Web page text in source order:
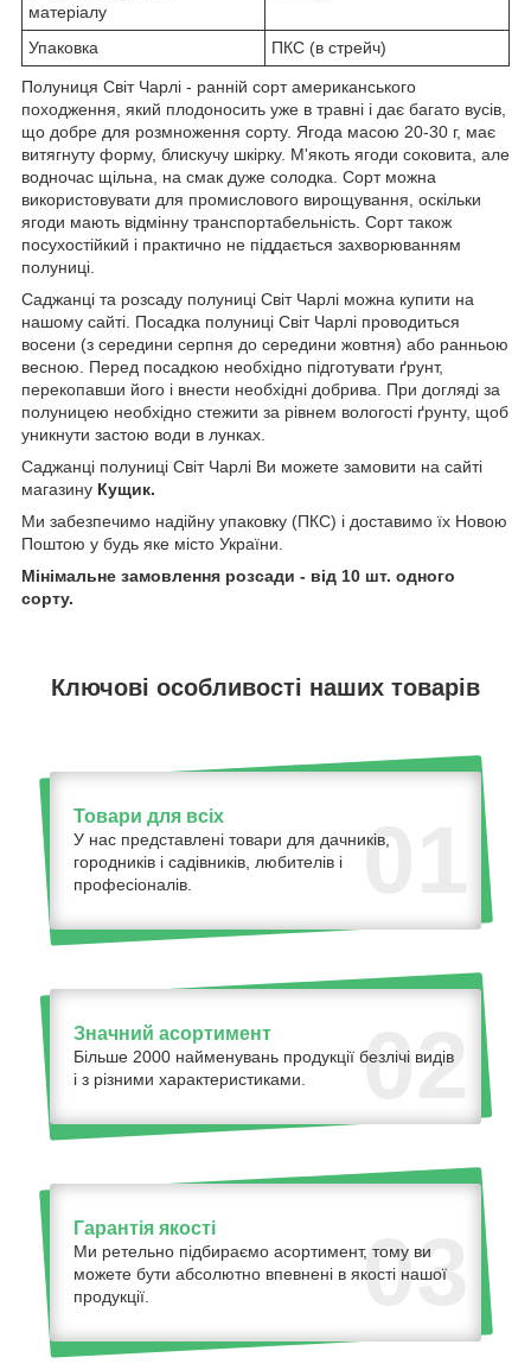
матеріалу
Упаковка ПКС (в стрейч)
Полуниця Світ Чарлі - ранній сорт американського
походження, який плодоносить уже в травні і дає багато вусів,
що добре для розмноження сорту. Ягода масою 20-30 г, має
витягнуту форму, блискучу шкірку. М'якоть ягоди соковита, але
водночас щільна, на смак дуже солодка. Сорт можна
використовувати для промислового вирощування, оскільки
ягоди мають відмінну транспортабельність. Сорт також
посухостійкий і практично не піддається захворюванням
полуниці.
Саджанці та розсаду полуниці Світ Чарлі можна купити на
нашому сайті. Посадка полуниці Світ Чарлі проводиться
восени (з середини серпня до середини жовтня) або ранньою
весною. Перед посадкою необхідно підготувати ґрунт,
перекопавши його і внести необхідні добрива. При догляді за
полуницею необхідно стежити за рівнем вологості ґрунту, щоб
уникнути застою води в лунках.
Саджанці полуниці Світ Чарлі Ви можете замовити на сайті
магазину Кущик.
Ми забезпечимо надійну упаковку (ПКС) і доставимо їх Новою
Поштою у будь яке місто України.
Мінімальне замовлення розсади - від 10 шт. одного
сорту.
Ключові особливості наших товарів
01
Товари для всіх
У нас представлені товари для дачників,
городників і садівників, любителів і
професіоналів.
02
Значний асортимент
Більше 2000 найменувань продукції безлічі видів
і з різними характеристиками.
03
Гарантія якості
Ми ретельно підбираємо асортимент, тому ви
можете бути абсолютно впевнені в якості нашої
продукції.